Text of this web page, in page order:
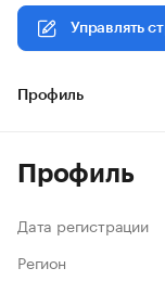
Управлять
Профиль
Профиль
Дата регистрации
Регион